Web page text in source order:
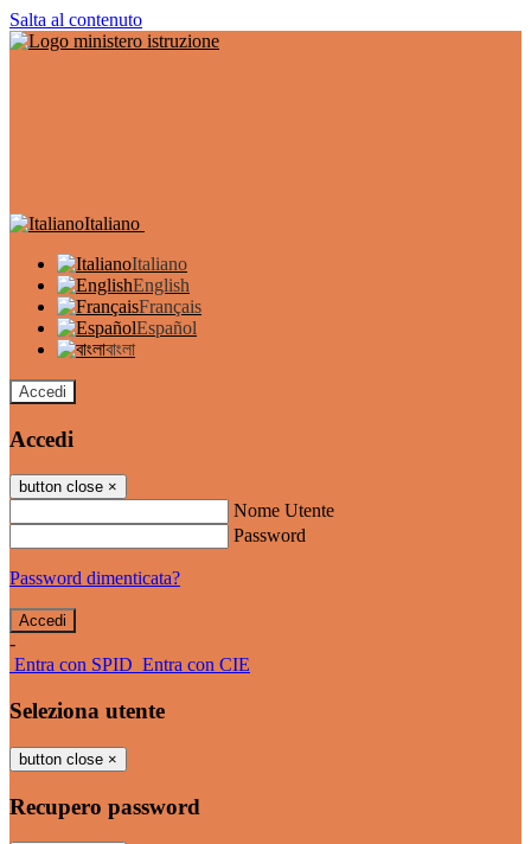
Salta al contenuto
Italiano
Italiano
English
Français
Español
বাংলা
Accedi
Accedi
button close ×
Nome Utente
Password
Password dimenticata?
-
Entra con SPID Entra con CIE
Seleziona utente
button close ×
Recupero password